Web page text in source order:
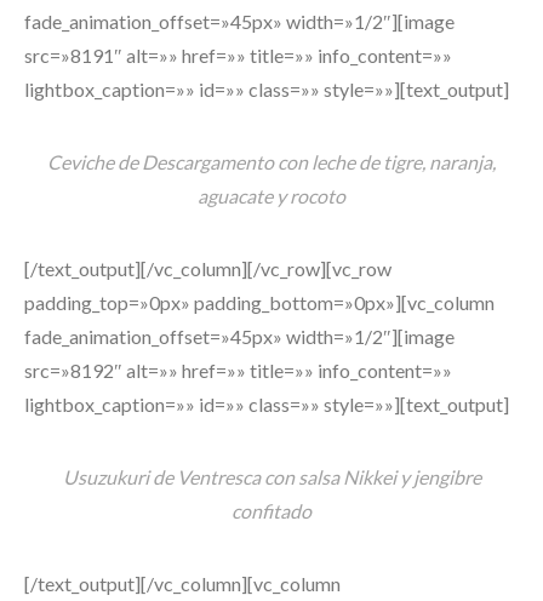
fade_animation_offset=»45px» width=»1/2″][image
src=»8191″ alt=»» href=»» title=»» info_content=»»
lightbox_caption=»» id=»» class=»» style=»»][text_output]
Ceviche de Descargamento con leche de tigre, naranja,
aguacate y rocoto
[/text_output][/vc_column][/vc_row][vc_row
padding_top=»0px» padding_bottom=»0px»][vc_column
fade_animation_offset=»45px» width=»1/2″][image
src=»8192″ alt=»» href=»» title=»» info_content=»»
lightbox_caption=»» id=»» class=»» style=»»][text_output]
Usuzukuri de Ventresca con salsa Nikkei y jengibre
confitado
[/text_output][/vc_column][vc_column